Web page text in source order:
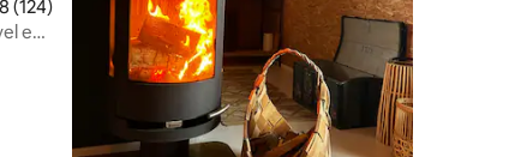
uma avaliação média de 5, 124 avaliações
(124)
e